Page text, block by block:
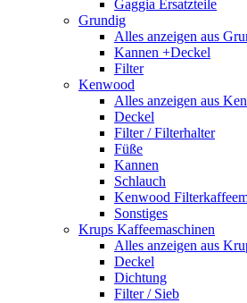
Gaggia Ersatzteile
Grundig
Alles anzeigen aus
Kannen +Deckel
Filter
Kenwood
Alles anzeigen aus
Deckel
Filter / Filterhalter
Füße
Kannen
Schlauch
Kenwood
Sonstiges
Krups Kaffeemaschinen
Alles anzeigen aus
Deckel
Dichtung
Filter / Sieb